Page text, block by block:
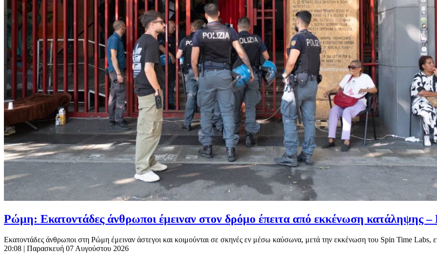
Ρώμη: Εκατοντάδες άνθρωποι έμειναν στον δρόμο έπειτα από εκκένωση κατάληψης
Εκατοντάδες άνθρωποι στη Ρώμη έμειναν άστεγοι και κοιμούνται σε σκηνές εν μέσω καύσωνα, μετά την εκκένωση του Spin Time Labs,
20:08 | Παρασκευή 07 Αυγούστου 2026